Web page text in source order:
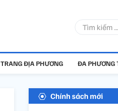
TRANG ĐỊA PHƯƠNG ĐA PHƯƠNG
Chính sách mới